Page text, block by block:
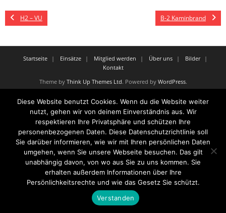
H2 – VU B-2 Kaminbrand
Startseite Einsätze Mitglied werden Über uns
Bilder
Kontakt
Theme by Think Up Themes Ltd. Powered by WordPress.
Diese Website benutzt Cookies. Wenn du die Website weiter
nutzt, gehen wir von deinem Einverständnis aus. Wir
respektieren Ihre Privatsphäre und schützen Ihre
personenbezogenen Daten. Diese Datenschutzrichtlinie soll
Sie darüber informieren, wie wir mit Ihren persönlichen Daten
umgehen, wenn Sie unsere Webseite besuchen. Das gilt
unabhängig davon, von wo aus Sie zu uns kommen. Sie
erhalten außerdem Informationen über Ihre
Persönlichkeitsrechte und wie das Gesetz Sie schützt.
Verstanden